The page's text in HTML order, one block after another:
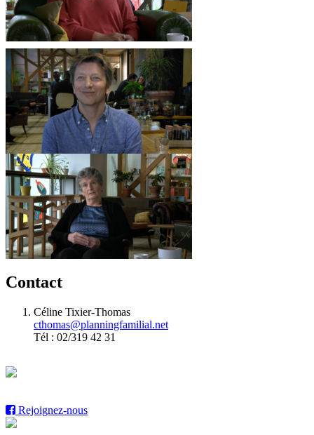
Contact
Céline Tixier-Thomas
cthomas@planningfamilial.net
Tél : 02/319 42 31
Rejoignez-nous